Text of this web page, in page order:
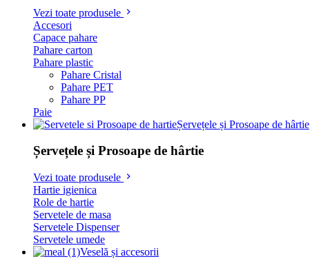
Vezi toate produsele
Accesori
Capace pahare
Pahare carton
Pahare plastic
Pahare Cristal
Pahare PET
Pahare PP
Paie
Șervețele și Prosoape de hârtie
Șervețele și Prosoape de hârtie
Vezi toate produsele
Hartie igienica
Role de hartie
Servetele de masa
Servetele Dispenser
Servetele umede
Veselă și accesorii